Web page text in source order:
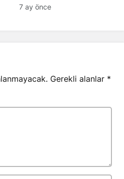
7 ay önce
Gerekli alanlar *